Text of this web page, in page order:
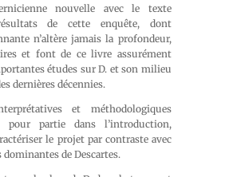
nouvelle avec le texte
de cette enquête, dont
n’altère jamais la profondeur,
et font de ce livre assurément
études sur D. et son milieu
dernières décennies.
et méthodologiques
pour partie dans l’introduction,
le projet par contraste avec
de Descartes.